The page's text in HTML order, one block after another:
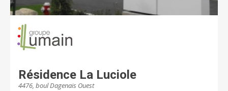
Résidence La Luciole
4476, boul Dagenais Ouest